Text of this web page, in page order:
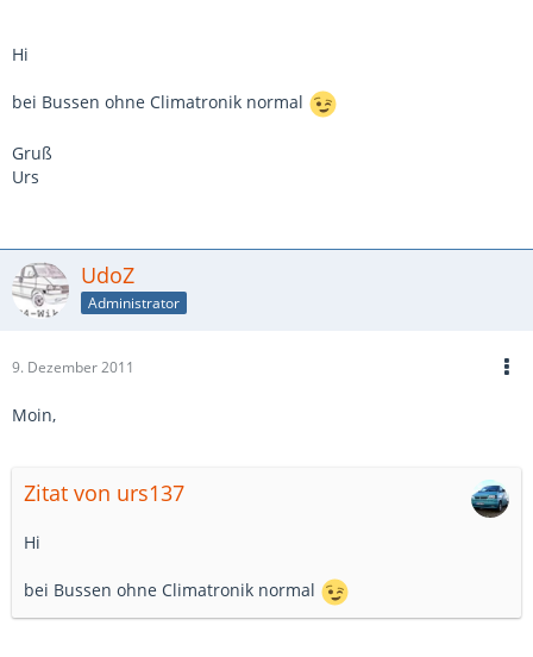
Hi
bei Bussen ohne Climatronik normal
Gruß
Urs
UdoZ
Administrator
9. Dezember 2011
Moin,
Zitat von urs137
Hi
bei Bussen ohne Climatronik normal